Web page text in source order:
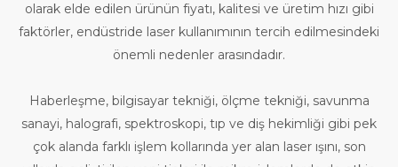
olarak elde edilen ürünün fiyatı, kalitesi ve üretim hızı gibi
faktörler, endüstride laser kullanımının tercih edilmesindeki
önemli nedenler arasındadır.
Haberleşme, bilgisayar tekniği, ölçme tekniği, savunma
sanayi, halografi, spektroskopi, tıp ve diş hekimliği gibi pek
çok alanda farklı işlem kollarında yer alan laser ışını, son